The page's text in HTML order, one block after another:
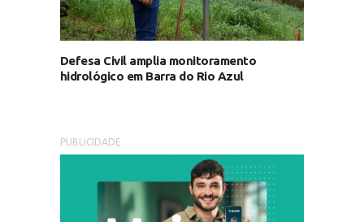
Defesa Civil amplia monitoramento
hidrológico em Barra do Rio Azul
PUBLICIDADE